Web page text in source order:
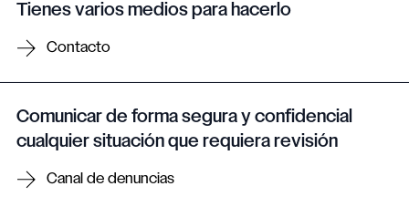
Tienes varios medios para hacerlo
Contacto
Comunicar de forma segura y confidencial
cualquier situación que requiera revisión
Canal de denuncias